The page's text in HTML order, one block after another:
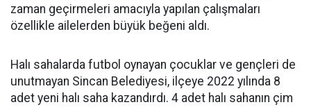
zaman geçirmeleri amacıyla yapılan çalışmaları
özellikle ailelerden büyük beğeni aldı.
Halı sahalarda futbol oynayan çocuklar ve gençleri de
unutmayan Sincan Belediyesi, ilçeye 2022 yılında 8
adet yeni halı saha kazandırdı. 4 adet halı sahanın çim